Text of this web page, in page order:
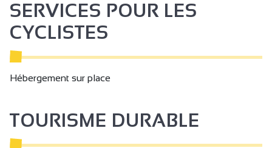
Accès Internet privatif Wifi
SERVICES POUR LES
CYCLISTES
Hébergement sur place
TOURISME DURABLE